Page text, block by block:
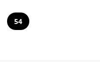
54